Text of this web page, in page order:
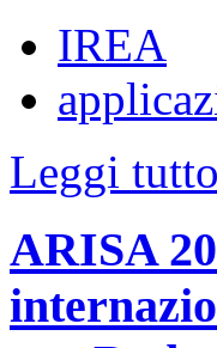
IREA
Leggi
ARISA